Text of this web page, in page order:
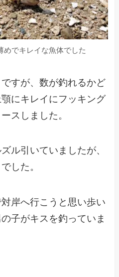
めでキレイな魚体でした
すが、数が釣れるかど
にキレイにフッキング
スしました。
ル引いていましたが、
した。
岸へ行こうと思い歩い
子がキスを釣っていま